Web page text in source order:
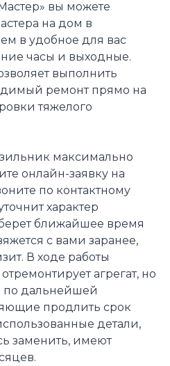
вы можете
на дом в
в удобное для вас
часы и выходные.
выполнить
ремонт прямо на
тяжелого
максимально
онлайн-заявку на
по контактному
характер
ближайшее время
с вами заранее,
В ходе работы
агрегат, но
по дальнейшей
продлить срок
детали,
заменить, имеют